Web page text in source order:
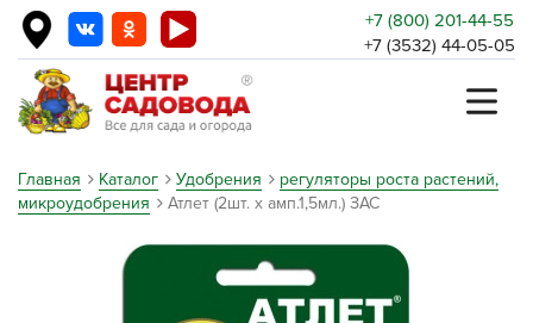
+7 (800) 201-44-55
+7 (3532) 44-05-05
Главная Каталог Удобрения
регуляторы роста растений,
микроудобрения
Атлет (2шт. х амп.1,5мл.) ЗАС